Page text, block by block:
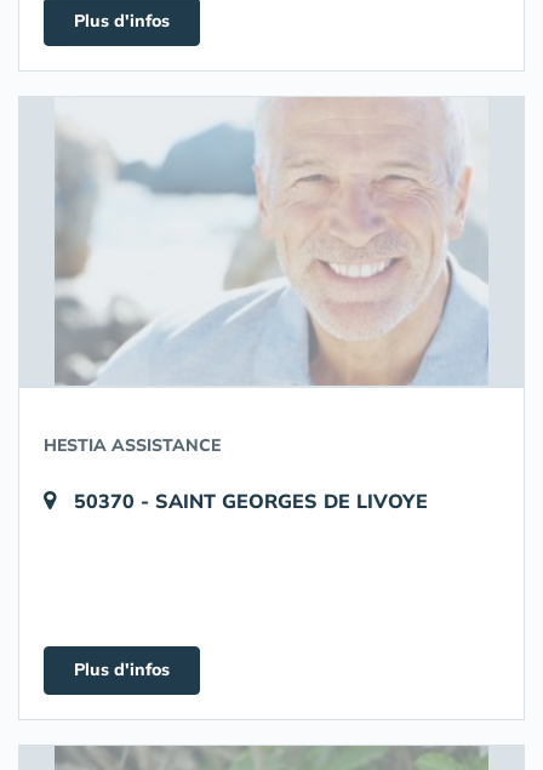
Plus d'infos
HESTIA ASSISTANCE
50370 - SAINT GEORGES DE LIVOYE
Plus d'infos